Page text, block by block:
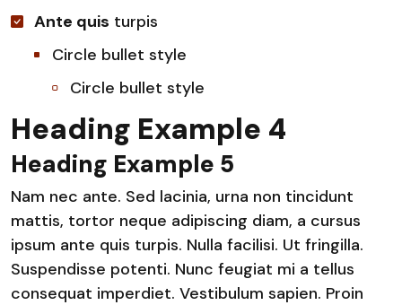
Ante quis turpis
Circle bullet style
Circle bullet style
Heading Example 4
Heading Example 5
Nam nec ante. Sed lacinia, urna non tincidunt
mattis, tortor neque adipiscing diam, a cursus
ipsum ante quis turpis. Nulla facilisi. Ut fringilla.
Suspendisse potenti. Nunc feugiat mi a tellus
consequat imperdiet. Vestibulum sapien. Proin